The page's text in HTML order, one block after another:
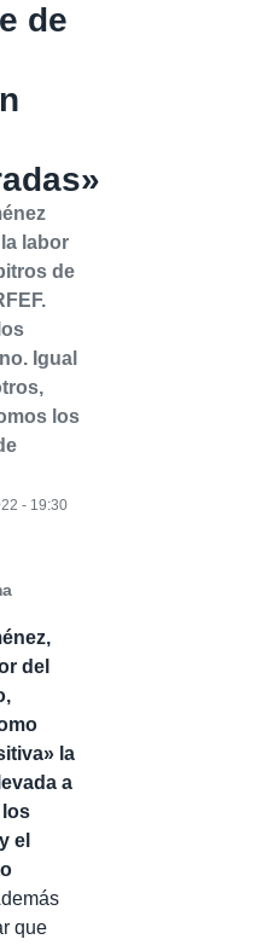
de
labor
de
Igual
los
- 19:30
del
la
a
el
que